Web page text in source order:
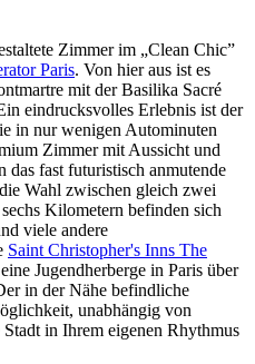
Zimmer im „Clean Chic”
Paris. Von hier aus ist es
mit der Basilika Sacré
eindrucksvolles Erlebnis ist der
in nur wenigen Autominuten
Zimmer mit Aussicht und
das fast futuristisch anmutende
Wahl zwischen gleich zwei
Kilometern befinden sich
viele andere
Saint Christopher's Inns The
Jugendherberge in Paris über
in der Nähe befindliche
unabhängig von
in Ihrem eigenen Rhythmus